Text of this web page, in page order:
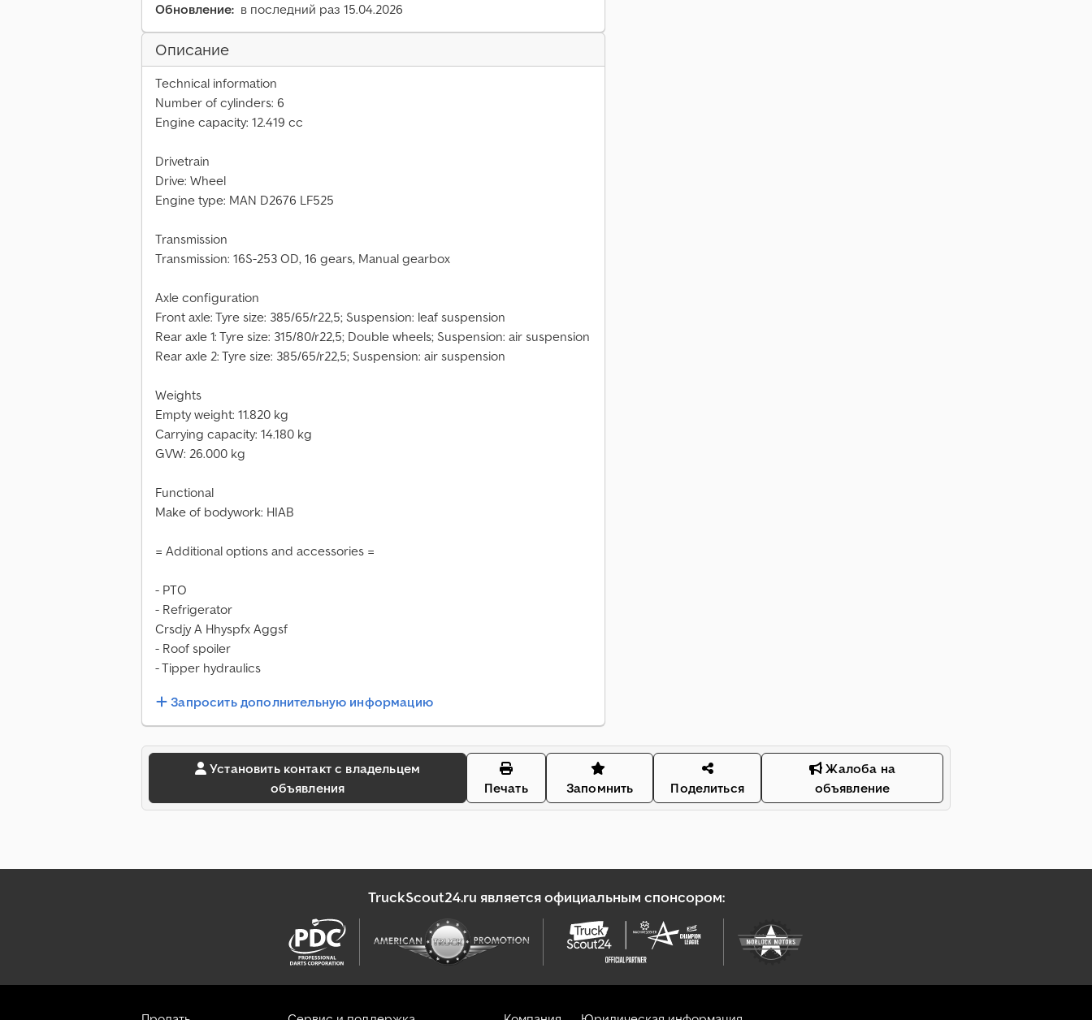
Обновление: в последний раз 15.04.2026
Описание
Technical information
Number of cylinders: 6
Engine capacity: 12.419 cc
Drivetrain
Drive: Wheel
Engine type: MAN D2676 LF525
Transmission
Transmission: 16S-253 OD, 16 gears, Manual gearbox
Axle configuration
Front axle: Tyre size: 385/65/r22,5; Suspension: leaf suspension
Rear axle 1: Tyre size: 315/80/r22,5; Double wheels; Suspension: air suspension
Rear axle 2: Tyre size: 385/65/r22,5; Suspension: air suspension
Weights
Empty weight: 11.820 kg
Carrying capacity: 14.180 kg
GVW: 26.000 kg
Functional
Make of bodywork: HIAB
= Additional options and accessories =
- PTO
- Refrigerator
Crsdjy A Hhyspfx Aggsf
- Roof spoiler
- Tipper hydraulics
Запросить дополнительную информацию
Установить контакт с владельцем
объявления
Печать Запомнить Поделиться
Жалоба на
объявление
TruckScout24.ru является официальным спонсором: